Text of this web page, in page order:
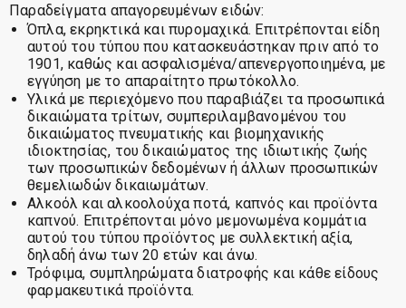
Παραδείγματα απαγορευμένων ειδών:
Όπλα, εκρηκτικά και πυρομαχικά. Επιτρέπονται είδη
αυτού του τύπου που κατασκευάστηκαν πριν από το
1901, καθώς και ασφαλισμένα/απενεργοποιημένα, με
εγγύηση με το απαραίτητο πρωτόκολλο.
Υλικά με περιεχόμενο που παραβιάζει τα προσωπικά
δικαιώματα τρίτων, συμπεριλαμβανομένου του
δικαιώματος πνευματικής και βιομηχανικής
ιδιοκτησίας, του δικαιώματος της ιδιωτικής ζωής
των προσωπικών δεδομένων ή άλλων προσωπικών
θεμελιωδών δικαιωμάτων.
Αλκοόλ και αλκοολούχα ποτά, καπνός και προϊόντα
καπνού. Επιτρέπονται μόνο μεμονωμένα κομμάτια
αυτού του τύπου προϊόντος με συλλεκτική αξία,
δηλαδή άνω των 20 ετών και άνω.
Τρόφιμα, συμπληρώματα διατροφής και κάθε είδους
φαρμακευτικά προϊόντα.